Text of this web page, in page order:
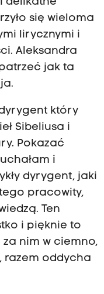
się wieloma
lirycznymi i
Aleksandra
jak ta
który
Sibeliusa i
Pokazać
i
dyrygent, jaki
pracowity,
Ten
i pięknie to
za nim w ciemno,
razem oddycha